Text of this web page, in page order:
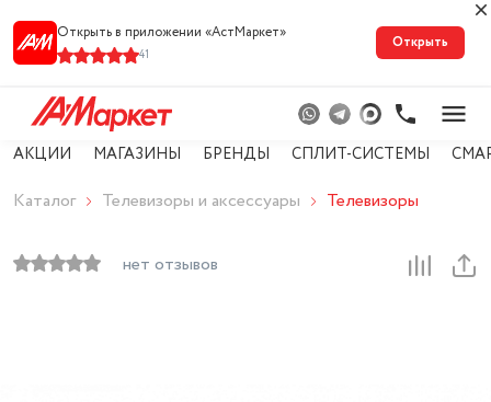
Открыть в приложении «АстМарке‪т‬»
41
Открыть
АКЦИИ МАГАЗИНЫ БРЕНДЫ СПЛИТ-СИСТЕМЫ
Каталог Телевизоры и аксессуары Телевизоры
нет отзывов